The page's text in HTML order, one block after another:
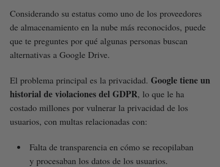
Considerando su estatus como uno de los proveedores
de almacenamiento en la nube más reconocidos, puede
que te preguntes por qué algunas personas buscan
alternativas a Google Drive.
El problema principal es la privacidad. Google tiene un
historial de violaciones del GDPR, lo que le ha
costado millones por vulnerar la privacidad de los
usuarios, con multas relacionadas con:
Falta de transparencia en cómo se recopilaban
y procesaban los datos de los usuarios.